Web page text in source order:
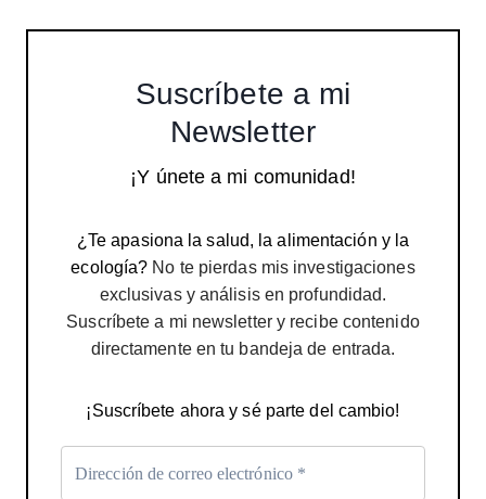
Suscríbete a mi
Newsletter
¡Y únete a mi comunidad!
¿Te apasiona la salud, la alimentación y la
ecología? No te pierdas mis investigaciones
exclusivas y análisis en profundidad.
Suscríbete a mi newsletter y recibe contenido
directamente en tu bandeja de entrada.
¡Suscríbete ahora y sé parte del cambio!